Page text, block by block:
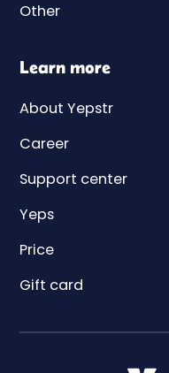
Other
Learn more
About Yepstr
Career
Support center
Yeps
Price
Gift card